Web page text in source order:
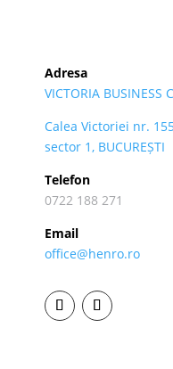
Adresa
VICTORIA BUSINESS
Calea Victoriei nr.
sector 1, BUCUREȘTI
Telefon
0722 188 271
Email
office@henro.ro